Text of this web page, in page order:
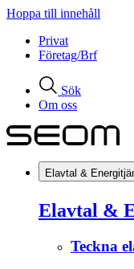
Hoppa till innehåll
Privat
Företag/Brf
Sök
Om oss
Elavtal &
Elavtal &
Teckna